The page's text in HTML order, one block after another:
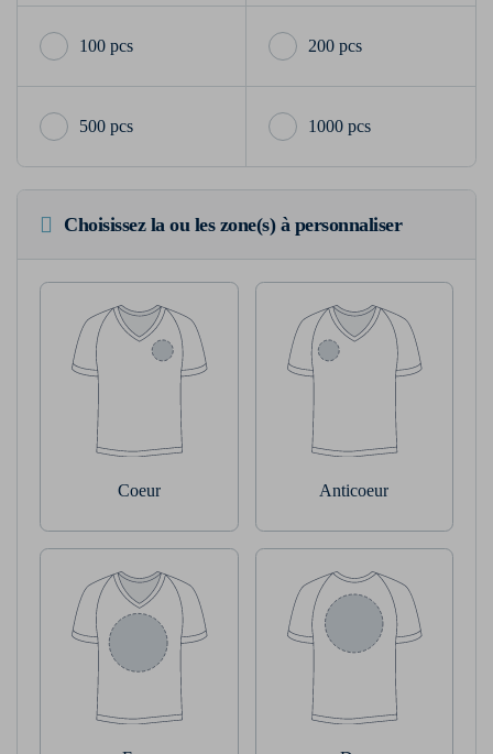
100 pcs 200 pcs
500 pcs 1000 pcs
Choisissez la ou les zone(s) à personnaliser
Coeur Anticoeur